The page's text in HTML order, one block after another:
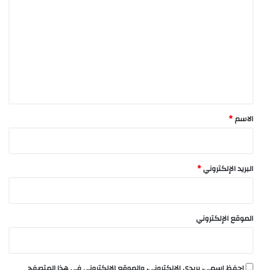
*
الاسم*
البريد الإلكتروني*
الموقع الإلكتروني